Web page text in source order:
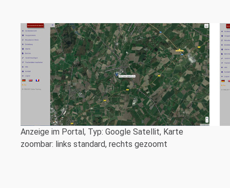
Anzeige im Portal, Typ: Google Satellit, Karte
zoombar: links standard, rechts gezoomt